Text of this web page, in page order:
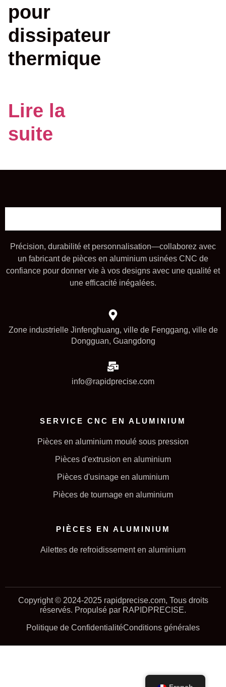
pour
dissipateur
thermique
Lire la
suite
Précision, durabilité et personnalisation—collaborez avec
un fabricant de pièces en aluminium usinées CNC de
confiance pour donner vie à vos designs avec une qualité et
une efficacité inégalées.
Zone industrielle Jinfenghuang, ville de Fenggang, ville de
Dongguan, Guangdong
info@rapidprecise.com
SERVICE CNC EN ALUMINIUM
Pièces en aluminium moulé sous pression
Pièces d'extrusion en aluminium
Pièces d'usinage en aluminium
Pièces de tournage en aluminium
PIÈCES EN ALUMINIUM
Ailettes de refroidissement en aluminium
Copyright © 2024-2025 rapidprecise.com, Tous droits
réservés. Propulsé par RAPIDPRECISE.
Politique de ConfidentialitéConditions générales